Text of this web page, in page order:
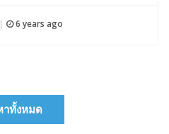
6 years ago
าทั้งหมด